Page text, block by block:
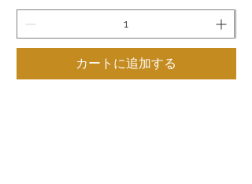
カートに追加する